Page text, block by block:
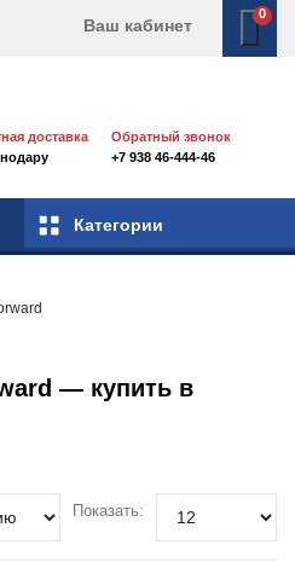
Ваш кабинет
0
доставка
Обратный звонок
+7 938 46-444-46
Категории
— купить в
Показать: